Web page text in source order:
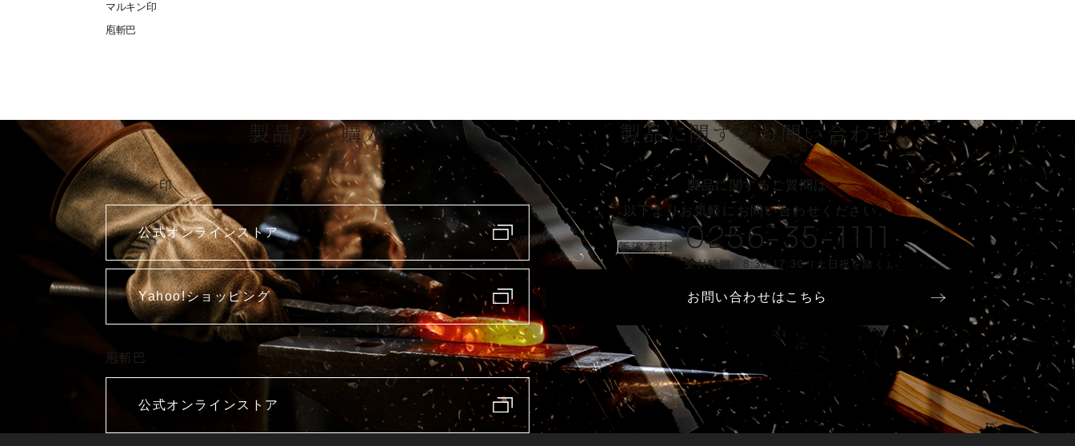
マルキン印
庖斬巴
製品のご購入
マルキン印
公式オンラインストア
Yahoo!ショッピング
庖斬巴
公式オンラインストア
製品に関するお問い合わせ
製品に関するご質問は
以下よりお気軽に
お問い合わせください。
新潟本社 0256-35-1111
受付時間 8:30-17:30（土日祝を除く）
お問い合わせはこちら